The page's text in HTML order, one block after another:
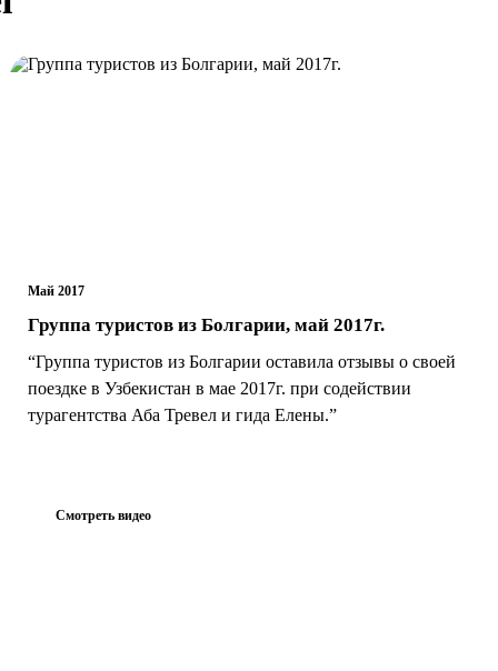
Май 2017
Группа туристов из Болгарии, май 2017г.
“Группа туристов из Болгарии оставила отзывы о своей
поездке в Узбекистан в мае 2017г. при содействии
турагентства Аба Тревел и гида Елены.”
Смотреть видео